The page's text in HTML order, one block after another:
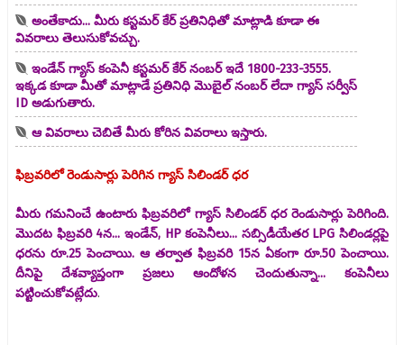
అంతేకాదు... మీరు కస్టమర్ కేర్‌ ప్రతినిధితో మాట్లాడి కూడా ఈ
వివరాలు తెలుసుకోవచ్చు.
ఇండేన్ గ్యాస్ కంపెనీ కస్టమర్ కేర్ నంబర్ ఇదే 1800-233-3555.
ఇక్కడ కూడా మీతో మాట్లాడే ప్రతినిధి మొబైల్ నంబర్ లేదా గ్యాస్ సర్వీస్
ID అడుగుతారు.
ఆ వివరాలు చెబితే మీరు కోరిన వివరాలు ఇస్తారు.
ఫిబ్రవరిలో రెండుసార్లు పెరిగిన గ్యాస్ సిలిండర్ ధర
మీరు గమనించే ఉంటారు ఫిబ్రవరిలో గ్యాస్ సిలిండర్ ధర రెండుసార్లు పెరిగింది.
మొదట ఫిబ్రవరి 4న... ఇండేన్, HP కంపెనీలు... సబ్సిడీయేతర LPG సిలిండర్లపై
ధరను రూ.25 పెంచాయి. ఆ తర్వాత ఫిబ్రవరి 15న ఏకంగా రూ.50 పెంచాయి.
దీనిపై దేశవ్యాప్తంగా ప్రజలు ఆందోళన చెందుతున్నా... కంపెనీలు
పట్టించుకోవట్లేదు.